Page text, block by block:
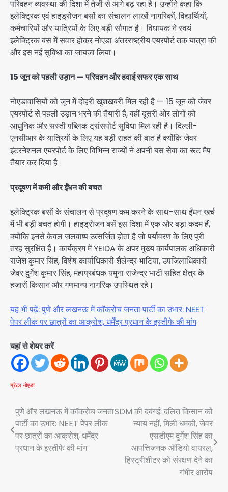
परिवहन व्यवस्था की दिशा में तेजी से आगे बढ़ रहा है। उन्होंने कहा कि
इलेक्ट्रिक एवं हाइड्रोजन बसों का संचालन लाखों नागरिकों, विद्यार्थियों,
कर्मचारियों और यात्रियों के लिए बड़ी सौगात है। विधायक ने स्वयं
इलेक्ट्रिक बस में सवार होकर नोएडा अंतरराष्ट्रीय एयरपोर्ट तक यात्रा की
और इस नई सुविधा का जायजा लिया।
15 जून को पहली उड़ान — परिवहन और हवाई सफर एक साथ
नोएडावासियों को जून में दोहरी खुशखबरी मिल रही है — 15 जून को जेवर
एयरपोर्ट से पहली उड़ान भरने की तैयारी है, वहीं दूसरी ओर लोगों को
आधुनिक और सस्ती पब्लिक ट्रांसपोर्ट सुविधा मिल रही है। दिल्ली-
एनसीआर के यात्रियों के लिए यह बड़ी राहत की बात है क्योंकि जेवर
इंटरनेशनल एयरपोर्ट के लिए विभिन्न राज्यों ने अपनी बस सेवा का रूट मैप
तैयार कर दिया है।
प्रदूषण में कमी और ईंधन की बचत
इलेक्ट्रिक बसों के संचालन से प्रदूषण कम करने के साथ-साथ ईंधन खर्च
में भी बड़ी बचत होगी। हाइड्रोजन बसें इस दिशा में एक और बड़ा कदम हैं,
क्योंकि इनसे केवल जलवाष्प उत्सर्जित होता है जो पर्यावरण के लिए पूरी
तरह सुरक्षित है। कार्यक्रम में YEIDA के अपर मुख्य कार्यपालक अधिकारी
राजेश कुमार सिंह, विशेष कार्याधिकारी शैलेन्द्र भाटिया, उपजिलाधिकारी
जेवर दुर्गेश कुमार सिंह, महाप्रबंधक यमुना राजेन्द्र भाटी सहित क्षेत्र के
हजारों किसान और गणमान्य नागरिक उपस्थित रहे।
यह भी पढ़ें: पुणे और लखनऊ में कॉकरोच जनता पार्टी का उभार: NEET
पेपर लीक पर छात्रों का आक्रोश, धर्मेंद्र प्रधान के इस्तीफे की मांग
यहां से शेयर करें
ग्रेटर नोएडा
Post
navigation
पुणे और लखनऊ में कॉकरोच जनता
पार्टी का उभार: NEET पेपर लीक
पर छात्रों का आक्रोश, धर्मेंद्र
प्रधान के इस्तीफे की मांग
SDM की दबंगई: दलित किसान को
न्याय नहीं, मिली धमकी, जेवर
एसडीएम दुर्गेश सिंह का
आपत्तिजनक ऑडियो वायरल,
हिस्ट्रीशीटर को संरक्षण देने का
गंभीर आरोप